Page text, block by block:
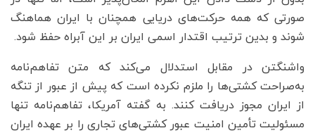
صورتی که همه حرکت‌های دریایی همچنان با ایران هماهنگ
شوند و بدین ترتیب اقتدار اسمی ایران بر این آبراه حفظ شود.
واشنگتن در مقابل استدلال می‌کند که متن تفاهم‌نامه
به‌صراحت کشتی‌ها را ملزم نکرده است که پیش از عبور از تنگه
از ایران مجوز دریافت کنند. به گفته آمریکا، تفاهم‌نامه تنها
مسئولیت تأمین امنیت عبور کشتی‌های تجاری را بر عهده ایران